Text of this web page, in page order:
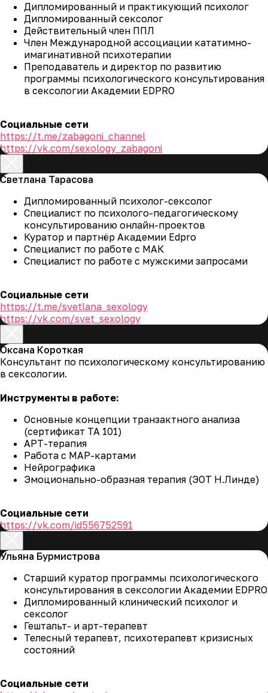
Дипломированный и практикующий психолог
Дипломированный сексолог
Действительный член ППЛ
Член Международной ассоциации кататимно-
имагинативной психотерапии
Преподаватель и директор по развитию
программы психологического консультирования
в сексологии Академии EDPRO
Социальные сети
https://t.me/zabagoni_channel
https://vk.com/sexology_zabagoni
Светлана Тарасова
Дипломированный психолог-сексолог
Специалист по психолого-педагогическому
консультированию онлайн-проектов
Куратор и партнёр Академии Edpro
Специалист по работе с МАК
Специалист по работе с мужскими запросами
Социальные сети
https://t.me/svetlana_sexology
https://vk.com/svet_sexology
Оксана Короткая
Консультант по психологическому консультированию
в сексологии.
Инструменты в работе:
Основные концепции транзактного анализа
(сертификат ТА 101)
АРТ-терапия
Работа с МАР-картами
Нейрографика
Эмоционально-образная терапия (ЭОТ Н.Линде)
Социальные сети
https://vk.com/id556752591
Ульяна Бурмистрова
Старший куратор программы психологического
консультирования в сексологии Академии EDPRO
Дипломированный клинический психолог и
сексолог
Гештальт- и арт-терапевт
Телесный терапевт, психотерапевт кризисных
состояний
Социальные сети
Программа
курса